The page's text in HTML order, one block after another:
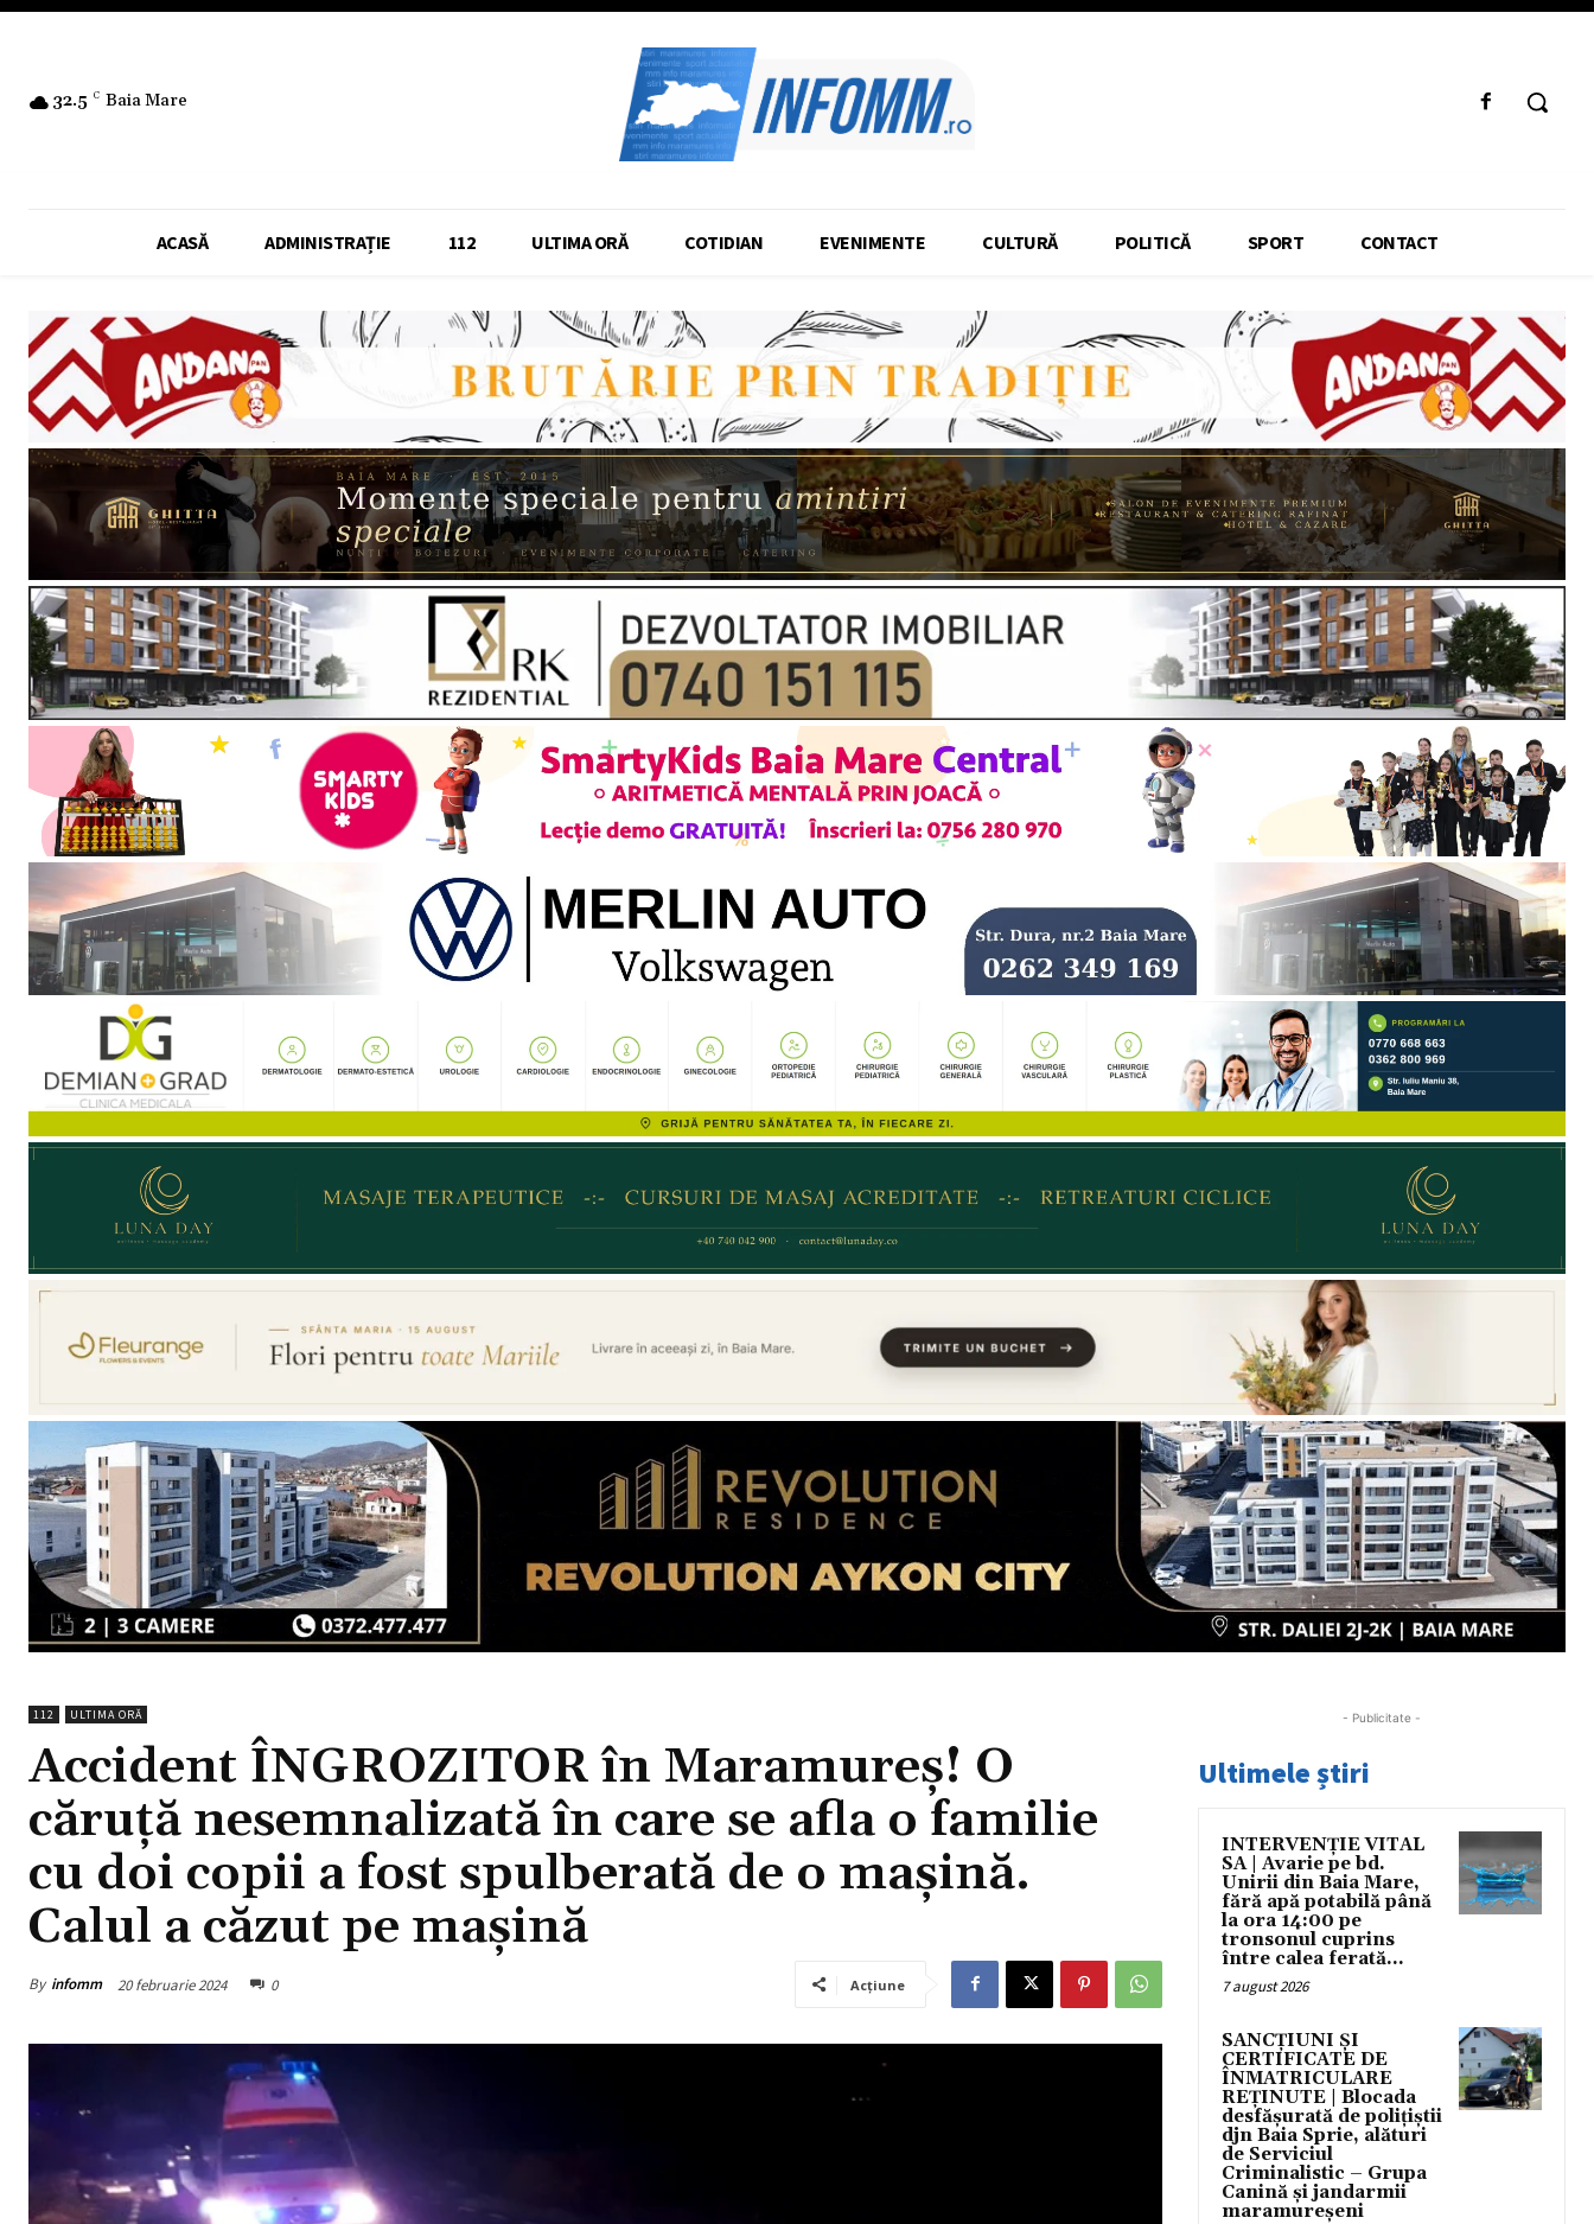
32.5 C Baia Mare
ACASĂ ADMINISTRAȚIE 112 ULTIMA ORĂ COTIDIAN EVENIMENTE CULTURĂ POLITICĂ SPORT CONTACT
112 ULTIMA ORĂ
Accident ÎNGROZITOR în Maramureș! O
căruță nesemnalizată în care se afla o familie
cu doi copii a fost spulberată de o mașină.
Calul a căzut pe mașină
By infomm 20 februarie 2024 0 Acțiune
- Publicitate -
Ultimele știri
INTERVENȚIE VITAL
SA | Avarie pe bd.
Unirii din Baia Mare,
fără apă potabilă până
la ora 14:00 pe
tronsonul cuprins
între calea ferată...
7 august 2026
SANCȚIUNI ȘI
CERTIFICATE DE
ÎNMATRICULARE
REȚINUTE | Blocada
desfășurată de polițiștii
djn Baia Sprie, alături
de Serviciul
Criminalistic – Grupa
Canină și jandarmii
maramureșeni